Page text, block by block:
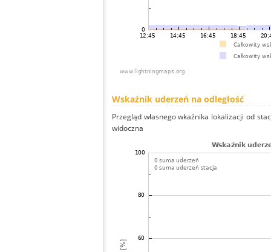
Wskaźnik uderzeń na odległość
Przegląd własnego wkaźnika lokalizacji od
widoczna